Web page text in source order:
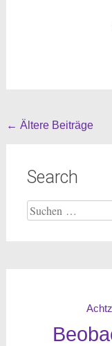
← Ältere Beiträge
Search
Suche
nach: